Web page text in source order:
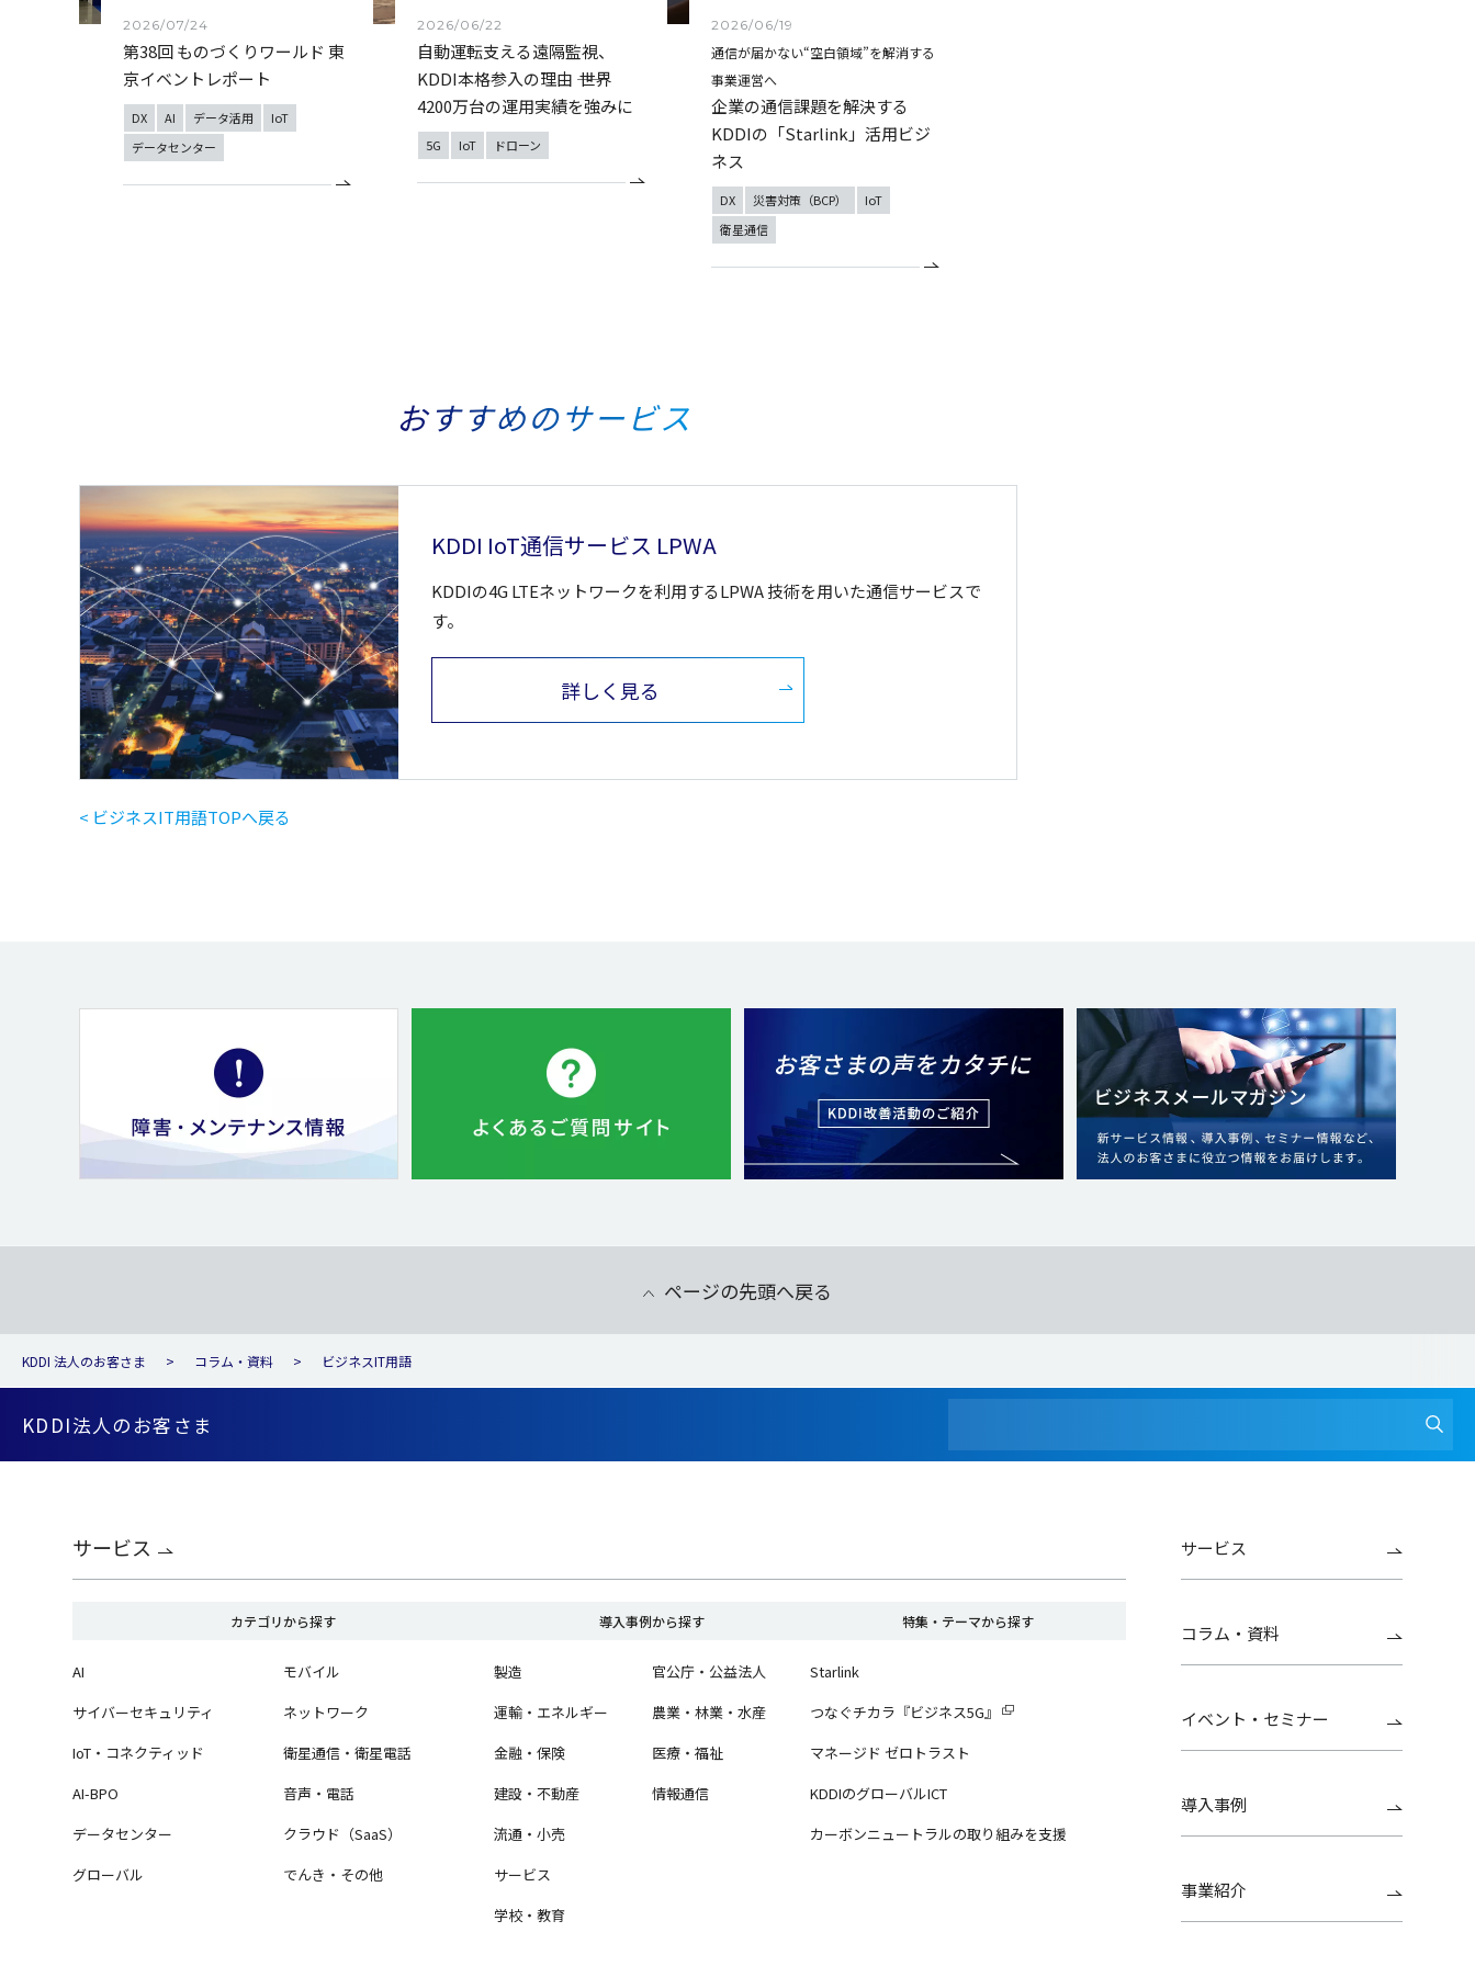
2026/07/24
第38回 ものづくりワールド 東
京イベントレポート
DX AI データ活用
IoT
データセンター
2026/06/22
自動運転支える遠隔監視、
KDDI本格参入の理由 ―― 世界
4200万台の運用実績を強みに
5G IoT ドローン
2026/06/19
通信が届かない“空白領域”を解消する
事業運営へ
企業の通信課題を解決する
KDDIの「Starlink」活用ビジ
ネス
DX 災害対策（BCP）
IoT
衛星通信
おすすめのサービス
KDDI IoT通信サービス LPWA
KDDIの4G LTEネットワークを利用するLPWA 技術を用いた通信サービスで
す。
詳しく見る
< ビジネスIT用語TOPへ戻る
ページの先頭へ戻る
KDDI 法人のお客さま コラム・資料 ビジネスIT用語
KDDI法人のお客さま
サービス
カテゴリから探す
AI
サイバーセキュリティ
IoT・コネクティッド
AI-BPO
データセンター
グローバル
モバイル
ネットワーク
衛星通信・衛星電話
音声・電話
クラウド（SaaS）
でんき・その他
導入事例から探す
製造
運輸・エネルギー
金融・保険
建設・不動産
流通・小売
サービス
学校・教育
官公庁・公益法人
農業・林業・水産
医療・福祉
情報通信
特集・テーマから探す
Starlink
つなぐチカラ『ビジネス5G』
マネージド ゼロトラスト
KDDIのグローバルICT
カーボンニュートラルの取り組みを支援
サービス
コラム・資料
イベント・セミナー
導入事例
事業紹介